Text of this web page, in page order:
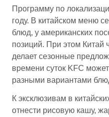
Программу по
году. В китайском меню
блюд, у американских
позиций. При этом Китай
делает сезонные
времени суток KFC
разными вариантами
К эксклюзивам в
отнести рисовую кашу,